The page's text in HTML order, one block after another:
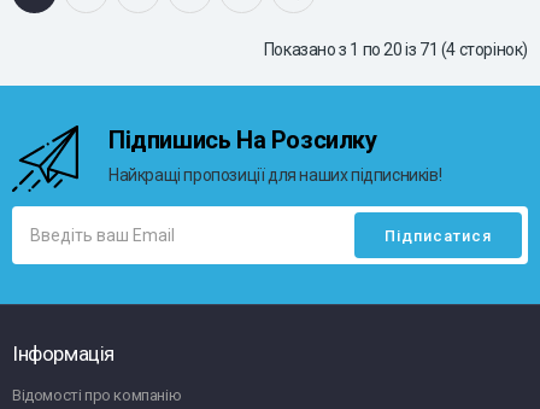
Показано з 1 по 20 із 71 (4 сторінок)
Підпишись На Розсилку
Найкращі пропозиції для наших підписників!
Інформація
Відомості про компанію